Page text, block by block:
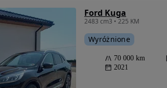
Ford Kuga
2483 cm3 • 225 KM
Wyróżnione
70 000 km
2021